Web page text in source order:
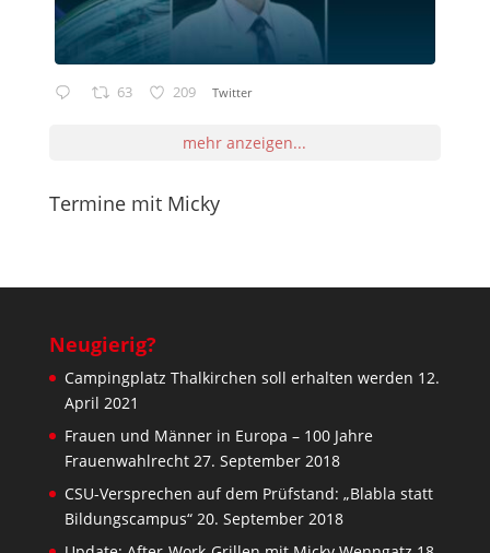
63 209 Twitter
mehr anzeigen...
Termine mit Micky
Neugierig?
Campingplatz Thalkirchen soll erhalten werden 12.
April 2021
Frauen und Männer in Europa – 100 Jahre
Frauenwahlrecht 27. September 2018
CSU-Versprechen auf dem Prüfstand: „Blabla statt
Bildungscampus“ 20. September 2018